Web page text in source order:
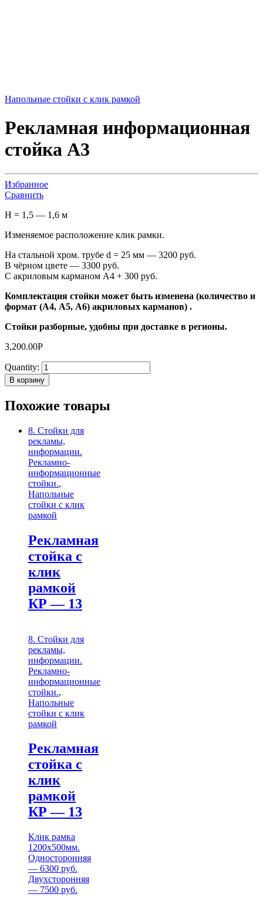
Напольные стойки с клик рамкой
Рекламная информационная
стойка А3
Избранное
Сравнить
H = 1,5 — 1,6 м
Изменяемое расположение клик рамки.
На стальной хром. трубе d = 25 мм — 3200 руб.
В чёрном цвете — 3300 руб.
C акриловым карманом А4 + 300 руб.
Комплектация стойки может быть изменена (количество и
формат (А4, А5, А6) акриловых карманов) .
Стойки разборные, удобны при доставке в регионы.
3,200.00Р
Quantity:
В корзину
Похожие товары
8. Стойки для
рекламы,
информации.
Рекламно-
информационные
стойки.,
Напольные
стойки с клик
рамкой
Рекламная
стойка с
клик
рамкой
КР — 13
8. Стойки для
рекламы,
информации.
Рекламно-
информационные
стойки.,
Напольные
стойки с клик
рамкой
Рекламная
стойка с
клик
рамкой
КР — 13
Клик рамка
1200х500мм.
Односторонняя
— 6300 руб.
Двухсторонняя
— 7500 руб.